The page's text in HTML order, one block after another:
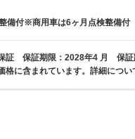
備付※商用車は6ヶ月点検整備付
証 保証期限：2028年4 月 保証
格に含まれています。詳細につい